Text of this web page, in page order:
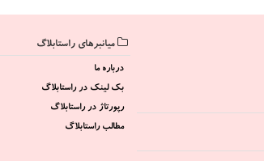
میانبرهای راستابلاگ
درباره ما
بک لینک در راستابلاگ
رپورتاژ در راستابلاگ
مطالب راستابلاگ